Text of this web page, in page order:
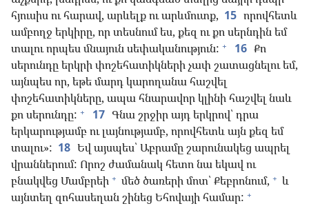
հյուսիս ու հարավ, արևելք ու արևմուտք, 15 որովհետև
ամբողջ երկիրը, որ տեսնում ես, քեզ ու քո սերնդին եմ
տալու որպես մնայուն սեփականություն: + 16 Քո
սերունդը երկրի փոշեհատիկների չափ շատացնելու եմ,
այնպես որ, եթե մարդ կարողանա հաշվել
փոշեհատիկները, ապա հնարավոր կլինի հաշվել նաև
քո սերունդը: + 17 Գնա շրջիր այդ երկրով՝ դրա
երկարությամբ ու լայնությամբ, որովհետև այն քեզ եմ
տալու»: 18 Եվ այսպես՝ Աբրամը շարունակեց ապրել
վրաններում: Որոշ ժամանակ հետո նա եկավ ու
բնակվեց Մամբրեի + մեծ ծառերի մոտ՝ Քեբրոնում, + և
այնտեղ զոհասեղան շինեց Եհովայի համար: +